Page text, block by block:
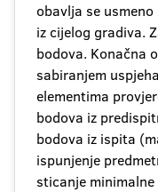
obavlja se
iz cijelog gradiva.
bodova. Konačna
sabiranjem
elementima
bodova iz
bodova iz ispita
ispunjenje
sticanje